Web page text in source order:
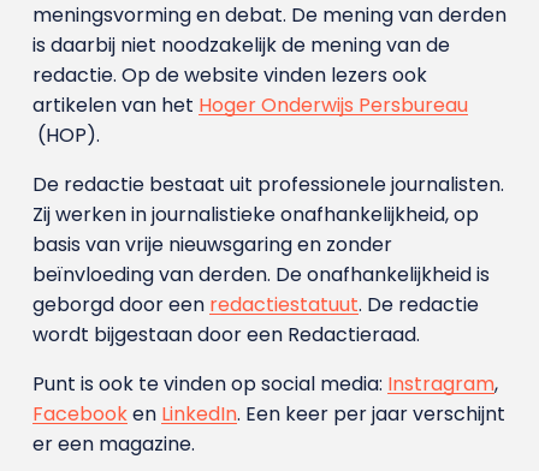
meningsvorming en debat. De mening van derden
is daarbij niet noodzakelijk de mening van de
redactie. Op de website vinden lezers ook
artikelen van het Hoger Onderwijs Persbureau
(HOP).
De redactie bestaat uit professionele journalisten.
Zij werken in journalistieke onafhankelijkheid, op
basis van vrije nieuwsgaring en zonder
beïnvloeding van derden. De onafhankelijkheid is
geborgd door een redactiestatuut. De redactie
wordt bijgestaan door een Redactieraad.
Punt is ook te vinden op social media: Instragram,
Facebooken LinkedIn. Een keer per jaar verschijnt
er een magazine.